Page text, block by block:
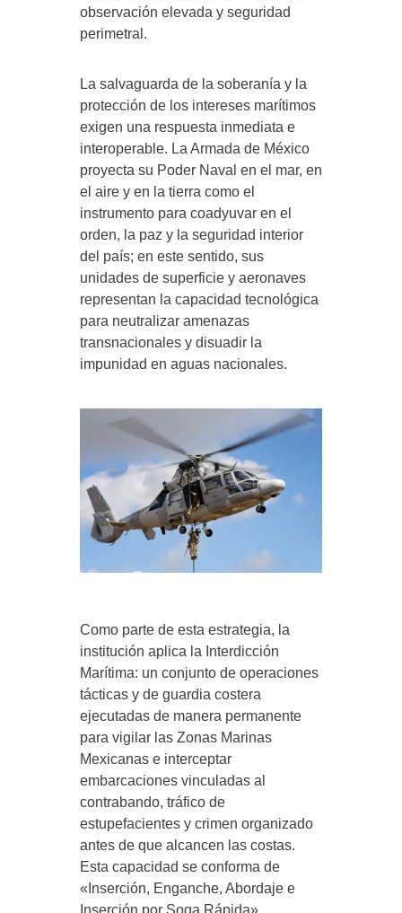
observación elevada y seguridad
perimetral.
La salvaguarda de la soberanía y la
protección de los intereses marítimos
exigen una respuesta inmediata e
interoperable. La Armada de México
proyecta su Poder Naval en el mar, en
el aire y en la tierra como el
instrumento para coadyuvar en el
orden, la paz y la seguridad interior
del país; en este sentido, sus
unidades de superficie y aeronaves
representan la capacidad tecnológica
para neutralizar amenazas
transnacionales y disuadir la
impunidad en aguas nacionales.
Como parte de esta estrategia, la
institución aplica la Interdicción
Marítima: un conjunto de operaciones
tácticas y de guardia costera
ejecutadas de manera permanente
para vigilar las Zonas Marinas
Mexicanas e interceptar
embarcaciones vinculadas al
contrabando, tráfico de
estupefacientes y crimen organizado
antes de que alcancen las costas.
Esta capacidad se conforma de
«Inserción, Enganche, Abordaje e
Inserción por Soga Rápida»,